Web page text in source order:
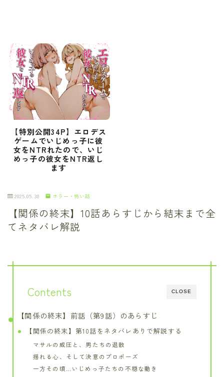
【特別公開34P】エロデス
ゲームでいじめっ子に彼
女をNTRれたので、いじ
めっ子の彼女をNTR返し
ます
2025.05.30 ホラー・怖い話
【関係の終末】10話あらすじから結末まで全
てネタバレ解説
CLOSE
Contents
【関係の終末】前話（第9話）のあらすじ
【関係の終末】第10話をネタバレありで解説する
マサルの威圧と、男たちの退散
揺れる心、そして決意のプロポーズ
一方その頃…いじめっ子たちの不穏な動き